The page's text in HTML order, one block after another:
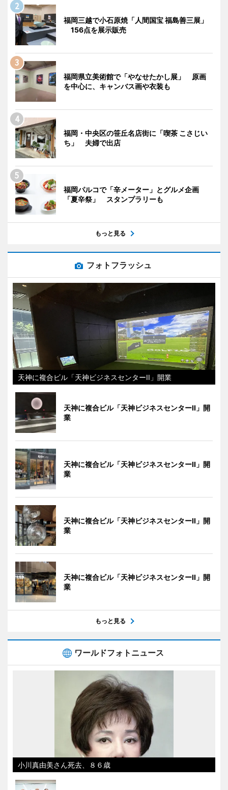
福岡三越で小石原焼「人間国宝 福島善三展」
156点を展示販売
福岡県立美術館で「やなせたかし展」 原画
を中心に、キャンバス画や衣装も
福岡・中央区の笹丘名店街に「喫茶 こさじい
ち」 夫婦で出店
福岡パルコで「辛メーター」とグルメ企画
「夏辛祭」 スタンプラリーも
もっと見る
フォトフラッシュ
天神に複合ビル「天神ビジネスセンターII」開業
天神に複合ビル「天神ビジネスセンターII」開
業
天神に複合ビル「天神ビジネスセンターII」開
業
天神に複合ビル「天神ビジネスセンターII」開
業
天神に複合ビル「天神ビジネスセンターII」開
業
もっと見る
ワールドフォトニュース
小川真由美さん死去、８６歳